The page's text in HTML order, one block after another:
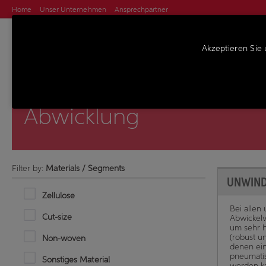
Home Unser Unternehmen Ansprechpartner
MASCHINEN
Abwicklung
Filter by: Materials / Segments
Zellulose
Cut-size
Non-woven
Sonstiges Material
Bei allen
um sehr
(robust
denen
Akzeptieren Sie